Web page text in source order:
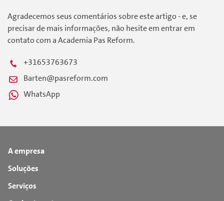
Agradecemos seus comentários sobre este artigo - e, se
precisar de mais informações, não hesite em entrar em
contato com a Academia Pas Reform.
+31653763673
Barten@pasreform.com
WhatsApp
A empresa
Soluções
Serviços